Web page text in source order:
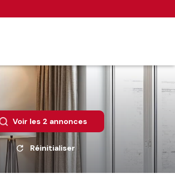
Voir les 2 annonces
Réinitialiser